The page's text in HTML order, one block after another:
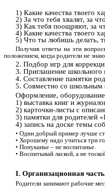
1) Какие качества твоего
2) За что тебя хвалят, за
3) Как тебя поощряют, за
4) Какие качества твоего
5) Что ты любишь делать,
Получив ответы на эти
положением, когда родители не
2. Подбор игр для
3. Приглашение школьного
4. Составление памятки
5. Совместно со школьным
Оформление,
1) выставка книг и
2) карточки-листы с
3) памятки для родителей
4) запись на доске темы
• Один добрый пример лучше
• Хорошему надо учиться три
• Понуканье – не воспитанье.
• Воспитывай лаской, а не
I. Организационная
Родители занимают рабочие